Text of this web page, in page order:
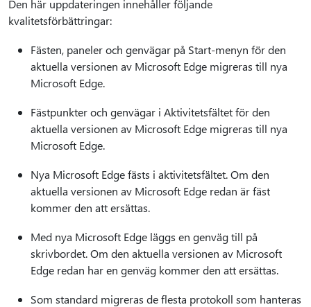
Den här uppdateringen innehåller följande
kvalitetsförbättringar:
Fästen, paneler och genvägar på Start-menyn för den
aktuella versionen av Microsoft Edge migreras till nya
Microsoft Edge.
Fästpunkter och genvägar i Aktivitetsfältet för den
aktuella versionen av Microsoft Edge migreras till nya
Microsoft Edge.
Nya Microsoft Edge fästs i aktivitetsfältet. Om den
aktuella versionen av Microsoft Edge redan är fäst
kommer den att ersättas.
Med nya Microsoft Edge läggs en genväg till på
skrivbordet. Om den aktuella versionen av Microsoft
Edge redan har en genväg kommer den att ersättas.
Som standard migreras de flesta protokoll som hanteras